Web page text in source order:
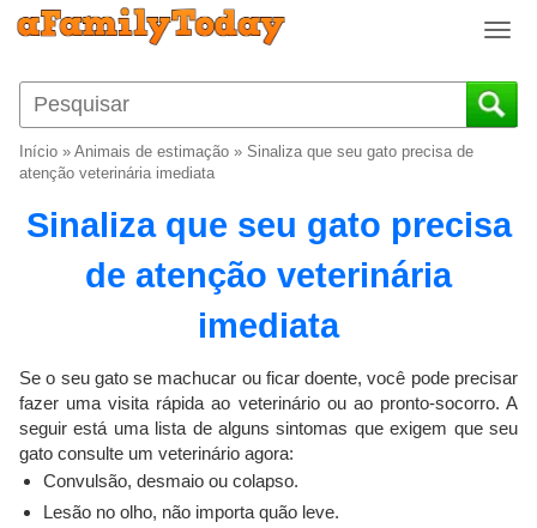
T
g
g
a
v
i
n
Início » Animais de estimação » Sinaliza que seu gato precisa de
atenção veterinária imediata
Sinaliza que seu gato precisa
de atenção veterinária
imediata
Se o seu gato se machucar ou ficar doente, você pode precisar
fazer uma visita rápida ao veterinário ou ao pronto-socorro. A
seguir está uma lista de alguns sintomas que exigem que seu
gato consulte um veterinário agora:
Convulsão, desmaio ou colapso.
Lesão no olho, não importa quão leve.